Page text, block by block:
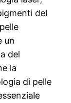
del
un
del
la
di pelle